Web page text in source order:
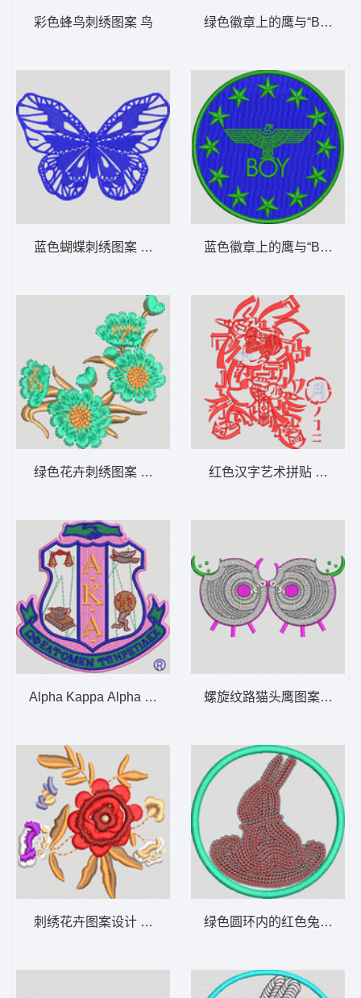
彩色蜂鸟刺绣图案 鸟
蓝色蝴蝶刺绣图案 蝴蝶
绿色花卉刺绣图案 女装
Alpha Kappa Alpha 女性组织徽章 章仔 男装
刺绣花卉图案设计 女装
绿色徽章上的鹰与“BOY”字
蓝色徽章上的鹰与“BOY”字
红色汉字艺术拼贴 米奇
螺旋纹路猫头鹰图案 眼睛
绿色圆环内的红色兔子图